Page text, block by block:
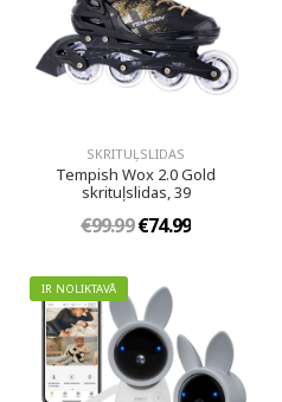
SKRITUĻSLIDAS
Tempish Wox 2.0 Gold
skrituļslidas, 39
€99.99€74.99
IR NOLIKTAVĀ